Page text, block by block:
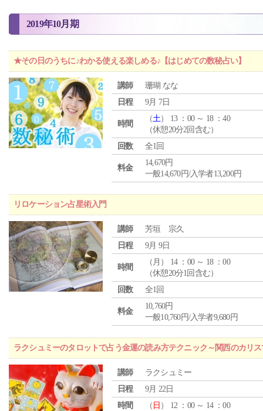
2019年10月期
★その日のうちに♪わかる使える楽しめる♪【はじめての数秘占い】
講師
珊瑚 なな
日程
9月 7日
時間
（土） 13 ：00 ～ 18 ：40
（休憩20分2回含む）
回数
全1回
料金
14,670円
一般14,670円/入学者13,200円
リロケーション占星術入門
講師
芳垣 宗久
日程
9月 9日
時間
（ 月 ） 14 ：00 ～ 18 ：00
（休憩20分1回含む）
回数
全1回
料金
10,760円
一般10,760円/入学者9,680円
ラクシュミーのタロットで占う金運の読み方テクニック～関西のカリ
講師
ラクシュミー
日程
9月 22日
時間
（ 日 ） 12 ：00 ～ 14 ：00